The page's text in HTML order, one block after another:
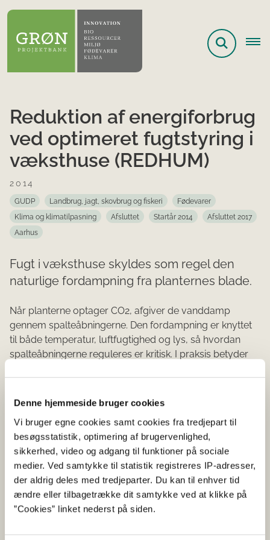
Denne hjemmeside bruger cookies
Vi bruger egne cookies samt cookies fra tredjepart til
besøgsstatistik, optimering af brugervenlighed,
sikkerhed, video og adgang til funktioner på sociale
medier. Ved samtykke til statistik registreres IP-adresser,
der aldrig deles med tredjeparter. Du kan til enhver tid
ændre eller tilbagetrække dit samtykke ved at klikke på
”Cookies” linket nederst på siden.
Reduktion af energiforbrug
ved optimeret fugtstyring i
væksthuse (REDHUM)
2014
GUDP Landbrug, jagt, skovbrug og fiskeri
Fødevarer
Klima og klimatilpasning
Afsluttet Startår 2014
Afsluttet 2017
Aarhus
Fugt i væksthuse skyldes som regel den
naturlige fordampning fra planternes blade.
Når planterne optager CO2, afgiver de vanddamp
gennem spalteåbningerne. Den fordampning er knyttet
til både temperatur, luftfugtighed og lys, så hvordan
spalteåbningerne reguleres er kritisk. I praksis betyder
som automatisk udløser en energikrævende
klimaregulering. Og det er omkostningstungt på flere
måder. Ved at kombinere nye og eksisterende metoder
tilpasset forskellige plantearter vil projektet REDHUM
(Reduktion af energiforbrug ved optimeret fugtstyring i
væksthuse). Væksthusene affugter i princippet på
samme måde, som vi andre kommer til hjemme på
badeværelset. De åbner vinduerne med
varmeapparatet tændt, og det er kun gråspurvene, der